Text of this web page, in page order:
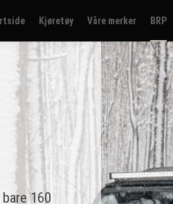
Kjøretøy Våre merker BRP
160